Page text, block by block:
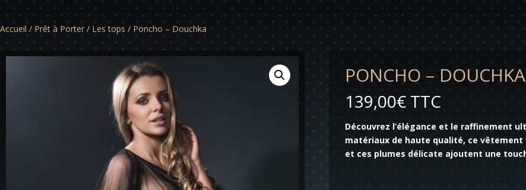
Accueil / Prêt à Porter / Les tops / Poncho – Douchka
PONCHO – DOUCHKA
139,00€ TTC
Découvrez l’élégance et le raffinement
matériaux de haute qualité, ce vêtement
et ces plumes délicate ajoutent une